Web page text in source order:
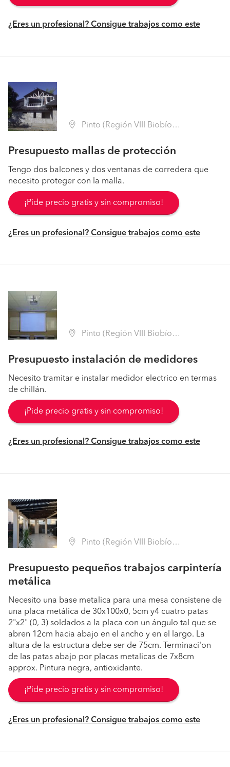
¿Eres un profesional? Consigue trabajos como este
Pinto (Región VIII Biobío - Ñuble)
Presupuesto mallas de protección
Tengo dos balcones y dos ventanas de corredera que
necesito proteger con la malla.
¡Pide precio gratis y sin compromiso!
¿Eres un profesional? Consigue trabajos como este
Pinto (Región VIII Biobío - Ñuble)
Presupuesto instalación de medidores
Necesito tramitar e instalar medidor electrico en termas
de chillán.
¡Pide precio gratis y sin compromiso!
¿Eres un profesional? Consigue trabajos como este
Pinto (Región VIII Biobío - Ñuble)
Presupuesto pequeños trabajos carpintería
metálica
Necesito una base metalica para una mesa consistene de
una placa metálica de 30x100x0, 5cm y4 cuatro patas
2"x2" (0, 3) soldados a la placa con un ángulo tal que se
abren 12cm hacia abajo en el ancho y en el largo. La
altura de la estructura debe ser de 75cm. Terminaci'on
de las patas abajo por placas metalicas de 7x8cm
approx. Pintura negra, antioxidante.
¡Pide precio gratis y sin compromiso!
¿Eres un profesional? Consigue trabajos como este